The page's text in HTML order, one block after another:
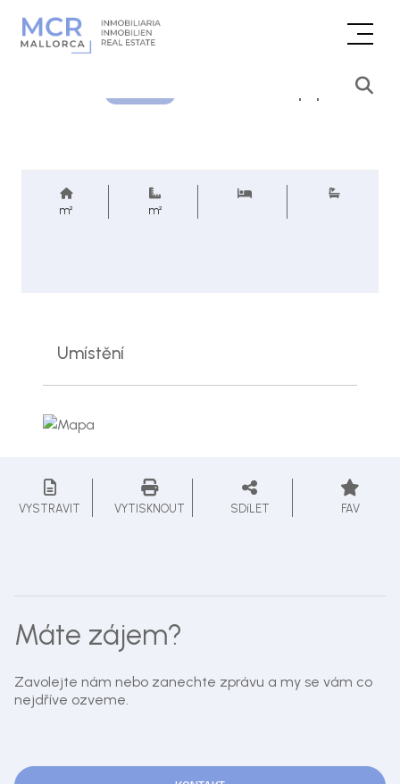
Cenová poptávka
m² m²
Umístění
VYSTRAVIT VYTISKNOUT SDíLET FAV
Máte zájem?
Zavolejte nám nebo zanechte zprávu a my se vám co
nejdříve ozveme.